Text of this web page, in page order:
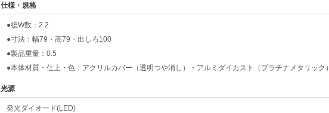
仕様・規格
●総W数：2.2
●寸法：幅79・高79・出しろ100
●製品重量：0.5
●本体材質・仕上・色：アクリルカバー（透明つや消し）・アルミダイカスト（プラチナメタリック）
光源
発光ダイオード(LED)